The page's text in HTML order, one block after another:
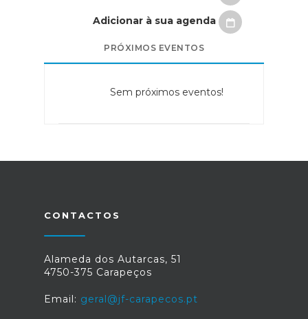
Adicionar à sua agenda
PRÓXIMOS EVENTOS
Sem próximos eventos!
CONTACTOS
Alameda dos Autarcas, 51
4750-375 Carapeços
Email: geral@jf-carapecos.pt